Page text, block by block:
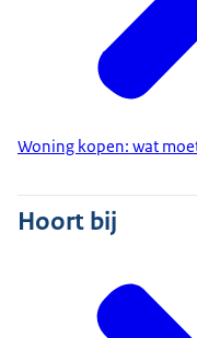
Woning kopen: wat
Hoort bij